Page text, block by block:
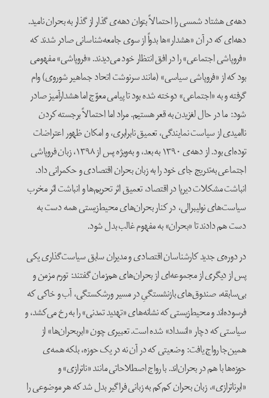
دهه‌ی هشتاد شمسی را احتمالاً بتوان دهه‌ی گذار از گذار به بحران نامید.
دهه‌ای که در آن «هشدار»ها بدواً از سوی جامعه‌شناسانی صادر شدند که
«فروپاشی اجتماعی» را در افق انتظار خود می‌دیدند. «فروپاشی» مفهومی
بود که از «فروپاشی سیاسی» (مانند سرنوشت اتحاد جماهیر شوروی) وام
گرفته و به «اجتماعی» دوخته شده بود تا پیامی معوّج اما هشدارآمیز صادر
شود: ما در حال لغزیدن به قعر هستیم. مراد اما احتمالاً برجسته کردن
ناامیدی از سیاست نمایندگی، تعمیق نابرابری، و امکان ظهور اعتراضات
توده‌ای بود. از دهه‌ی ۱۳۹۰ به بعد، و به‌ویژه پس از ۱۳۹۸، زبان فروپاشی
اجتماعی به‌تدریج جای خود را به زبان بحران اقتصادی و حکمرانی داد.
انباشت مشکلات دیرپا در اقتصاد، تعمیق اثر تحریم‌ها و انباشت اثر مخرب
سیاست‌های نولیبرالی، در کنار بحران‌های محیط‌زیستی همه دست به
دست هم دادند تا «بحران» به مفهوم غالب بدل شود.
در دوره‌ی جدید کارشناسان اقتصادی و مدیران سابق سیاست‌گذاری یکی
پس از دیگری از مجموعه‌ای از بحران‌های هم‌زمان گفتند: تورم مزمن و
بی‌سابقه، صندوق‌های بازنشستگیِ در مسیر ورشکستگی، آب و خاکی که
فرسوده‌اند و محیط‌زیستی که نشانه‌های «تهدید تمدنی» را به رخ می‌کشد، و
سیاستی که دچار «انسداد» شده است. تعبیری چون «ابربحران‌ها» از
همین‌جا رواج یافت: وضعیتی که در آن نه در یک حوزه، بلکه همه‌ی
حوزه‌ها با هم در بحران‌اند. با رواج اصطلاحاتی مانند «ناترازی» و
«ابرناترازی»، زبان بحران کم‌کم به زبانی فراگیر بدل شد که هر موضوعی را